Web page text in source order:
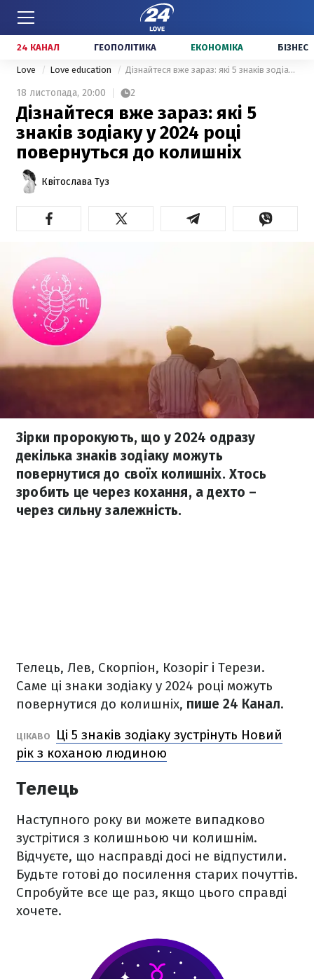
24 КАНАЛ ГЕОПОЛІТИКА ЕКОНОМІКА БІЗНЕС
Love Love education Дізнайтеся вже зараз: які 5 знаків зодіаку у 2024 році повернуться до колишніх
18 листопада, 20:00 2
Дізнайтеся вже зараз: які 5
знаків зодіаку у 2024 році
повернуться до колишніх
Квітослава Туз
Зірки пророкують, що у 2024 одразу
декілька знаків зодіаку можуть
повернутися до своїх колишніх. Хтось
зробить це через кохання, а дехто –
через сильну залежність.
Телець, Лев, Скорпіон, Козоріг і Терези.
Саме ці знаки зодіаку у 2024 році можуть
повернутися до колишніх, пише 24 Канал.
ЦІКАВО
Ці 5 знаків зодіаку зустрінуть Новий
рік з коханою людиною
Телець
Наступного року ви можете випадково
зустрітися з колишньою чи колишнім.
Відчуєте, що насправді досі не відпустили.
Будьте готові до посилення старих почуттів.
Спробуйте все ще раз, якщо цього справді
хочете.